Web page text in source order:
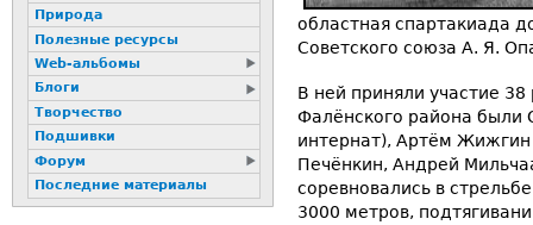
областная спартакиада
Советского союза А. Я.
В ней приняли участие
Фалёнского района были
интернат), Артём Жижгин
Печёнкин, Андрей
соревновались в
3000 метров,
Природа
Полезные ресурсы
Web-альбомы
Блоги
Творчество
Подшивки
Форум
Последние материалы